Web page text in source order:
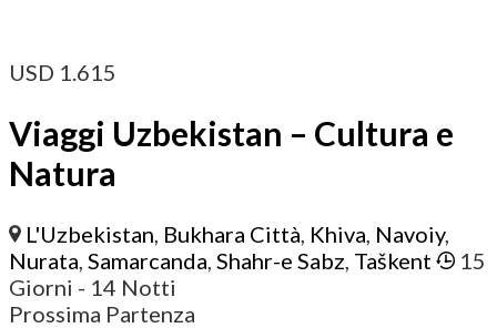
USD 1.615
Viaggi Uzbekistan – Cultura e
Natura
L'Uzbekistan, Bukhara Città, Khiva, Navoiy,
Nurata, Samarcanda, Shahr-e Sabz, Taškent
15
Giorni - 14 Notti
Prossima Partenza